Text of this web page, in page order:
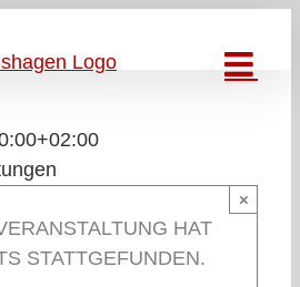
HAT
STATTGEFUNDEN.
×